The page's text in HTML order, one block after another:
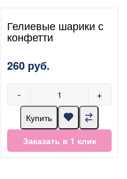
Гелиевые шарики с
конфетти
260 руб.
- +
Купить
Заказать в 1 клик